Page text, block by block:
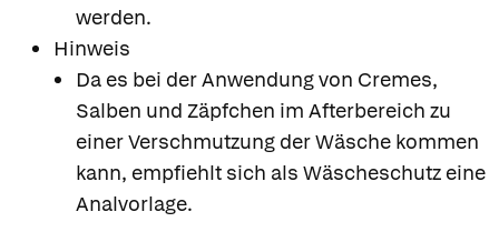
werden.
Hinweis
Da es bei der Anwendung von Cremes,
Salben und Zäpfchen im Afterbereich zu
einer Verschmutzung der Wäsche kommen
kann, empfiehlt sich als Wäscheschutz eine
Analvorlage.